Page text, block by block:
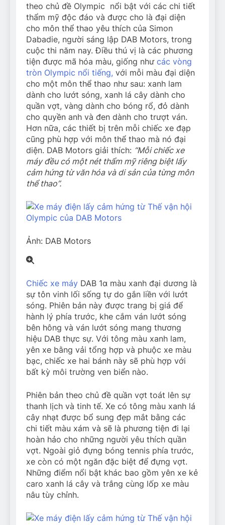
theo chủ đề Olympic nổi bật với các chi tiết
thẩm mỹ độc đáo và được cho là đại diện
cho môn thể thao yêu thích của Simon
Dabadie, người sáng lập DAB Motors, trong
cuộc thi năm nay. Điều thú vị là các phương
tiện được mã hóa màu, giống như các vòng
tròn Olympic nổi tiếng, với mỗi màu đại diện
cho một môn thể thao như sau: xanh lam
dành cho lướt sóng, xanh lá cây dành cho
quần vợt, vàng dành cho bóng rổ, đỏ dành
cho quyền anh và đen dành cho trượt ván.
Hơn nữa, các thiết bị trên mỗi chiếc xe đạp
cũng phù hợp với môn thể thao mà nó đại
diện. DAB Motors giải thích: “Mỗi chiếc xe
máy đều có một nét thẩm mỹ riêng biệt lấy
cảm hứng từ văn hóa và di sản của từng môn
thể thao”.
Ảnh: DAB Motors
Chiếc xe máy DAB 1α màu xanh đại dương là
sự tôn vinh lối sống tự do gắn liền với lướt
sóng. Phiên bản này được trang bị giá để
hành lý phía trước, khe cắm ván lướt sóng
bên hông và ván lướt sóng mang thương
hiệu DAB thực sự. Với tông màu xanh lam,
yên xe bằng vải tổng hợp và phuộc xe màu
bạc, chiếc xe hai bánh này sẽ phù hợp với
bất kỳ môi trường ven biển nào.
Phiên bản theo chủ đề quần vợt toát lên sự
thanh lịch và tinh tế. Xe có tông màu xanh lá
cây nhạt được bổ sung đẹp mắt bằng các
chi tiết màu xám và sẽ là phương tiện đi lại
hoàn hảo cho những người yêu thích quần
vợt. Ngoài giỏ đựng bóng tennis phía trước,
xe còn có một ngăn đặc biệt để đựng vợt.
Những điểm nổi bật khác bao gồm yên xe kẻ
caro xanh lá cây và trắng cùng lốp xe màu
nâu tùy chỉnh.